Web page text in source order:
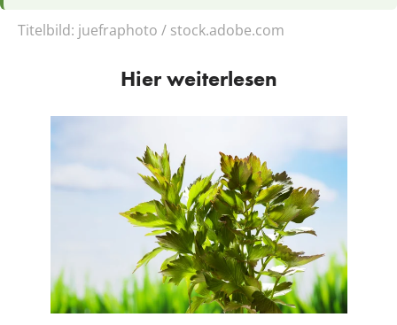
Titelbild: juefraphoto / stock.adobe.com
Hier weiterlesen